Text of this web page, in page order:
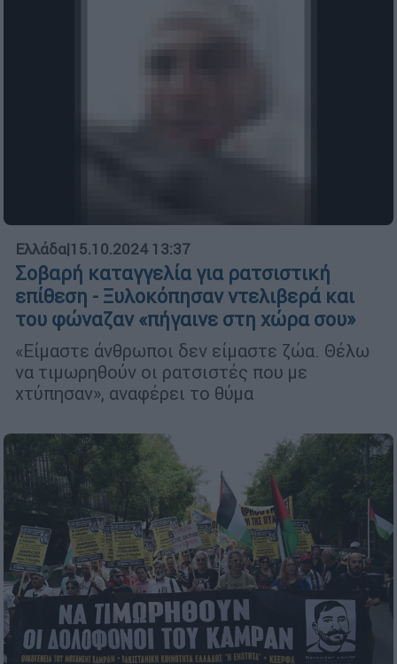
Ελλάδα|15.10.2024 13:37
Σοβαρή καταγγελία για ρατσιστική
επίθεση - Ξυλοκόπησαν ντελιβερά και
του φώναζαν «πήγαινε στη χώρα σου»
«Είμαστε άνθρωποι δεν είμαστε ζώα. Θέλω
να τιμωρηθούν οι ρατσιστές που με
χτύπησαν», αναφέρει το θύμα